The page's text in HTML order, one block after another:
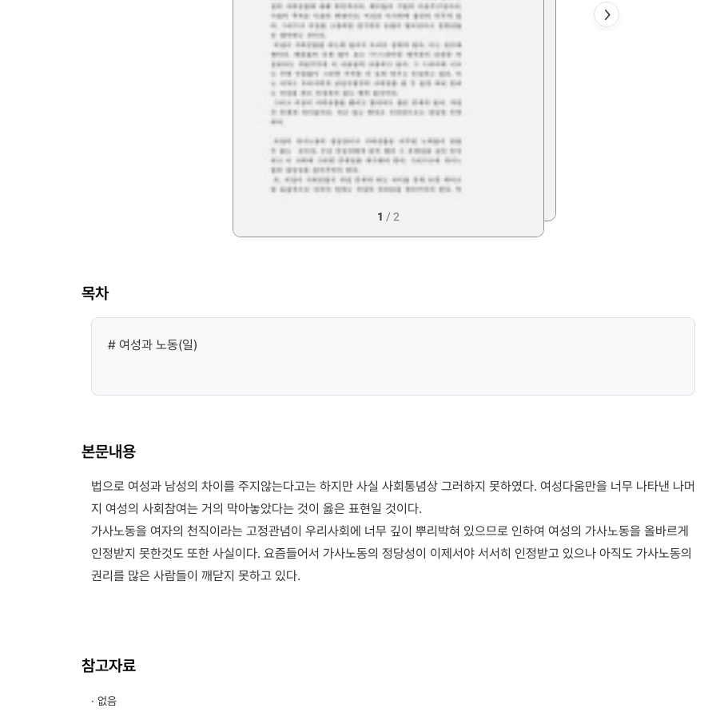
1 / 2
목차
# 여성과 노동(일)
본문내용
법으로 여성과 남성의 차이를 주지않는다고는 하지만 사실 사회통념상 그러하지 못하였다. 여성다움만을 너무 나타낸 나머
지 여성의 사회참여는 거의 막아놓았다는 것이 옳은 표현일 것이다.
가사노동을 여자의 천직이라는 고정관념이 우리사회에 너무 깊이 뿌리박혀 있으므로 인하여 여성의 가사노동을 올바르게
인정받지 못한것도 또한 사실이다. 요즘들어서 가사노동의 정당성이 이제서야 서서히 인정받고 있으나 아직도 가사노동의
권리를 많은 사람들이 깨닫지 못하고 있다.
참고자료
· 없음